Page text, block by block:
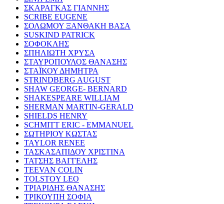
ΣΚΑΡΑΓΚΑΣ ΓΙΑΝΝΗΣ
SCRIBE EUGENE
ΣΟΛΩΜΟΥ ΞΑΝΘΑΚΗ ΒΑΣΑ
SUSKIND PATRICK
ΣΟΦΟΚΛΗΣ
ΣΠΗΛΙΩΤΗ ΧΡΥΣΑ
ΣΤΑΥΡΟΠΟΥΛΟΣ ΘΑΝΑΣΗΣ
ΣΤΑΪΚΟΥ ΔΗΜΗΤΡΑ
STRINDBERG AUGUST
SHAW GEORGE- BERNARD
SHAKESPEARE WILLIAM
SHERMAN MARTIN-GERALD
SHIELDS HENRY
SCHMITT ERIC - EMMANUEL
ΣΩΤΗΡΙΟΥ ΚΩΣΤΑΣ
TAYLOR RENEE
ΤΑΣΚΑΣΑΠΙΔΟΥ ΧΡΙΣΤΙΝΑ
ΤΑΤΣΗΣ ΒΑΓΓΕΛΗΣ
TEEVAN COLIN
TOLSTOY LEO
ΤΡΙΑΡΙΔΗΣ ΘΑΝΑΣΗΣ
ΤΡΙΚΟΥΠΗ ΣΟΦΙΑ